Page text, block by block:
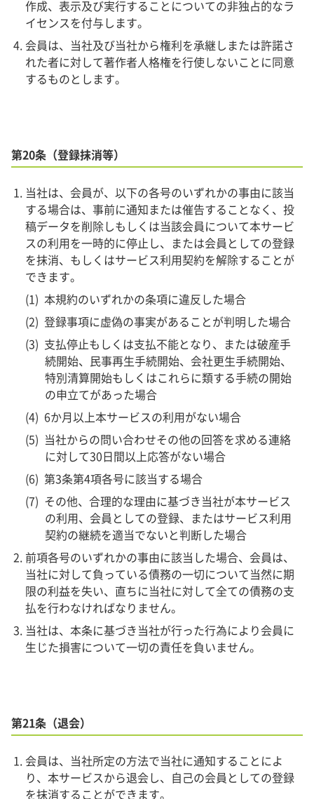
作成、表示及び実行することについての非独占的なラ
イセンスを付与します。
会員は、当社及び当社から権利を承継しまたは許諾さ
れた者に対して著作者人格権を行使しないことに同意
するものとします。
第20条（登録抹消等）
当社は、会員が、以下の各号のいずれかの事由に該当
する場合は、事前に通知または催告することなく、投
稿データを削除しもしくは当該会員について本サービ
スの利用を一時的に停止し、または会員としての登録
を抹消、もしくはサービス利用契約を解除することが
できます。
本規約のいずれかの条項に違反した場合
登録事項に虚偽の事実があることが判明した場合
支払停止もしくは支払不能となり、または破産手
続開始、民事再生手続開始、会社更生手続開始、
特別清算開始もしくはこれらに類する手続の開始
の申立てがあった場合
6か月以上本サービスの利用がない場合
当社からの問い合わせその他の回答を求める連絡
に対して30日間以上応答がない場合
第3条第4項各号に該当する場合
その他、合理的な理由に基づき当社が本サービス
の利用、会員としての登録、またはサービス利用
契約の継続を適当でないと判断した場合
前項各号のいずれかの事由に該当した場合、会員は、
当社に対して負っている債務の一切について当然に期
限の利益を失い、直ちに当社に対して全ての債務の支
払を行わなければなりません。
当社は、本条に基づき当社が行った行為により会員に
生じた損害について一切の責任を負いません。
第21条（退会）
会員は、当社所定の方法で当社に通知することによ
り、本サービスから退会し、自己の会員としての登録
を抹消することができます。